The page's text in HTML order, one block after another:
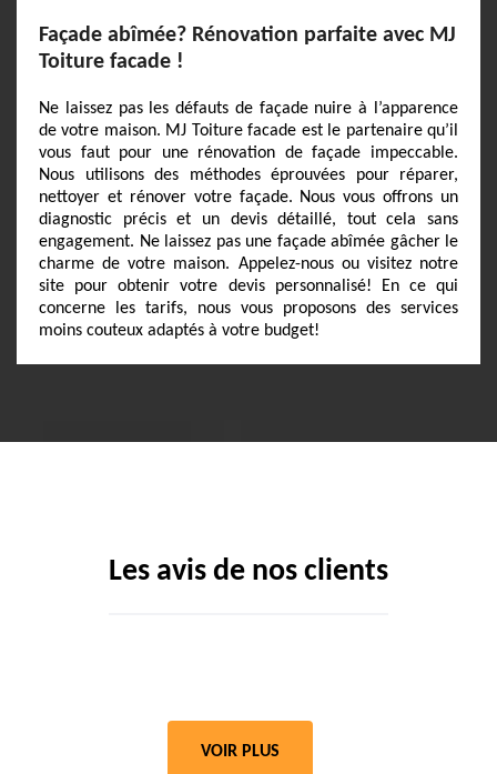
Façade abîmée? Rénovation parfaite avec MJ
Toiture facade !
Ne laissez pas les défauts de façade nuire à l’apparence
de votre maison. MJ Toiture facade est le partenaire qu’il
vous faut pour une rénovation de façade impeccable.
Nous utilisons des méthodes éprouvées pour réparer,
nettoyer et rénover votre façade. Nous vous offrons un
diagnostic précis et un devis détaillé, tout cela sans
engagement. Ne laissez pas une façade abîmée gâcher le
charme de votre maison. Appelez-nous ou visitez notre
site pour obtenir votre devis personnalisé! En ce qui
concerne les tarifs, nous vous proposons des services
moins couteux adaptés à votre budget!
Les avis de nos clients
VOIR PLUS